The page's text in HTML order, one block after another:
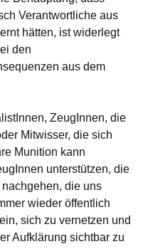
Verantwortliche aus
hätten, ist widerlegt
den
aus dem
ZeugInnen, die
Mitwisser, die sich
Munition kann
unterstützen, die
die uns
wieder öffentlich
sich zu vernetzen und
Aufklärung sichtbar zu